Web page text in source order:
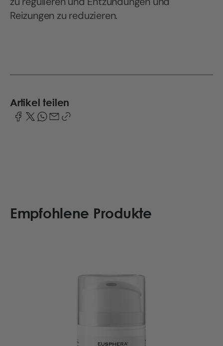
Reizungen zu reduzieren.
Artikel teilen
Empfohlene Produkte